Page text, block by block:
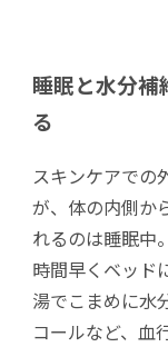
睡眠と水分補
る
スキンケアでの
が、体の内側か
れるのは睡眠中
時間早くベッド
湯でこまめに水
コールなど、血